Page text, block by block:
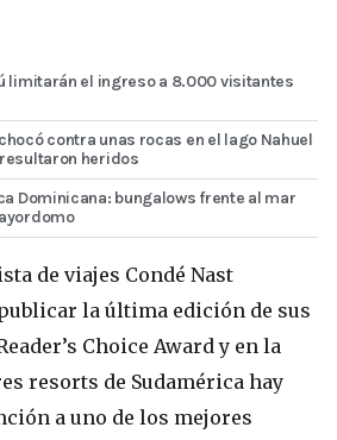
limitarán el ingreso a 8.000 visitantes
contra unas rocas en el lago Nahuel
heridos
Dominicana: bungalows frente al mar
de viajes Condé Nast
la última edición de sus
Choice Award y en la
resorts de Sudamérica hay
a uno de los mejores